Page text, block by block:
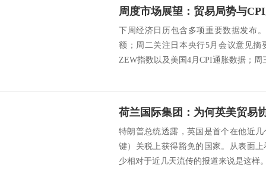
周度市场展望：贸易局势与
下周经济日历包含多项重要数据发布
额；周二关注日本央行5月会议意见摘
ZEW指数以及美国4月CPI通胀数据；周
特朗普总统透露，英国是首个在他近
键）关税上获得豁免的国家。从表面
少相对于近几天流传的报道来说是这样